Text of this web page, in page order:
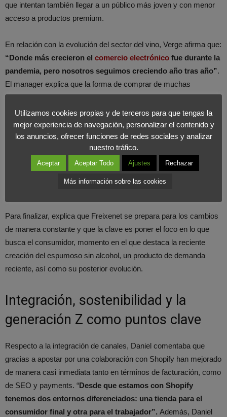
que intentan también llegar a un público más joven y con menor
acceso a productos premium.
En relación con la evolución del sector del vino, Verge afirma que:
“Donde más crecieron el comercio electrónico fue durante la
pandemia, pero nosotros seguimos creciendo año tras año”.
El manager explica que la forma de comprar de muchas
personas, sobre todo del perfil de más avanzada edad, está
cambiando continuamente y que se están alargando los
procesos.
Es importante destacar que Daniel piensa que la digitalización del
sector va a seguir creciendo y que cada vez más empresas se
Para finalizar, explica que Freixenet se prepara para los cambios
de manera constante y que la clave es poner el foco en lo que
busca el consumidor, momento en el que destaca la reciente
creación del espumoso sin alcohol, un producto de demanda
reciente, así como su posterior evolución.
Integración, sostenibilidad y la
generación Z como puntos clave
Respecto a la integración de canales, Daniel comentaba que
gracias a apostar por una colaboración con Shopify han mejorado
de manera casi inmediata tanto en términos de facturación, como
de SEO y payments. “Desde que estamos con Shopify
tenemos dos entornos diferenciados: una tienda para el
consumidor final y otra para el trabajador”. Además, Daniel
Utilizamos cookies propias y de terceros para que tengas la
mejor experiencia de navegación, personalizar el contenido y
los anuncios, ofrecer funciones de redes sociales y analizar
nuestro tráfico.
Aceptar Aceptar Todo Ajustes Rechazar
Más información sobre las cookies